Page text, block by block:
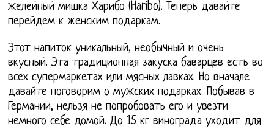
желейный мишка Харибо (Haribo). Теперь давайте
перейдем к женским подаркам.
Этот напиток уникальный, необычный и очень
вкусный. Эта традиционная закуска баварцев есть во
всех супермаркетах или мясных лавках. Но вначале
давайте поговорим о мужских подарках. Побывав в
Германии, нельзя не попробовать его и увезти
немного себе домой. До 15 кг винограда уходит для